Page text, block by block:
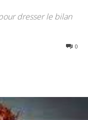
dresser le bilan
0